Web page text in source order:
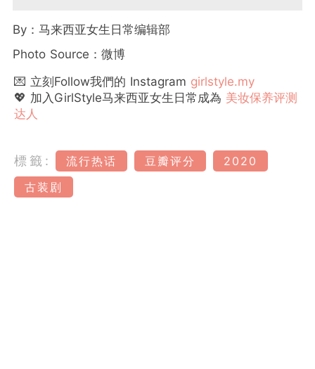
By：马来西亚女生日常编辑部
Photo Source：微博
💌 立刻Follow我們的 Instagram girlstyle.my
💖 加入GirlStyle马来西亚女生日常成為 美妆保养评测
达人
標籤: 流行热话 豆瓣评分
2020
古装剧